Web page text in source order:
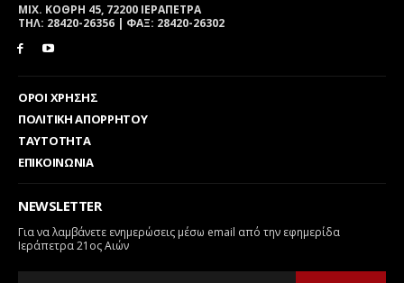
ΜΙΧ. ΚΟΘΡΗ 45, 72200 ΙΕΡΑΠΕΤΡΑ
ΤΗΛ: 28420-26356 | ΦΑΞ: 28420-26302
ΟΡΟΙ ΧΡΗΣΗΣ
ΠΟΛΙΤΙΚΗ ΑΠΟΡΡΗΤΟΥ
ΤΑΥΤΟΤΗΤΑ
ΕΠΙΚΟΙΝΩΝΙΑ
NEWSLETTER
Για να λαμβάνετε ενημερώσεις μέσω email από την εφημερίδα
Ιεράπετρα 21ος Αιών